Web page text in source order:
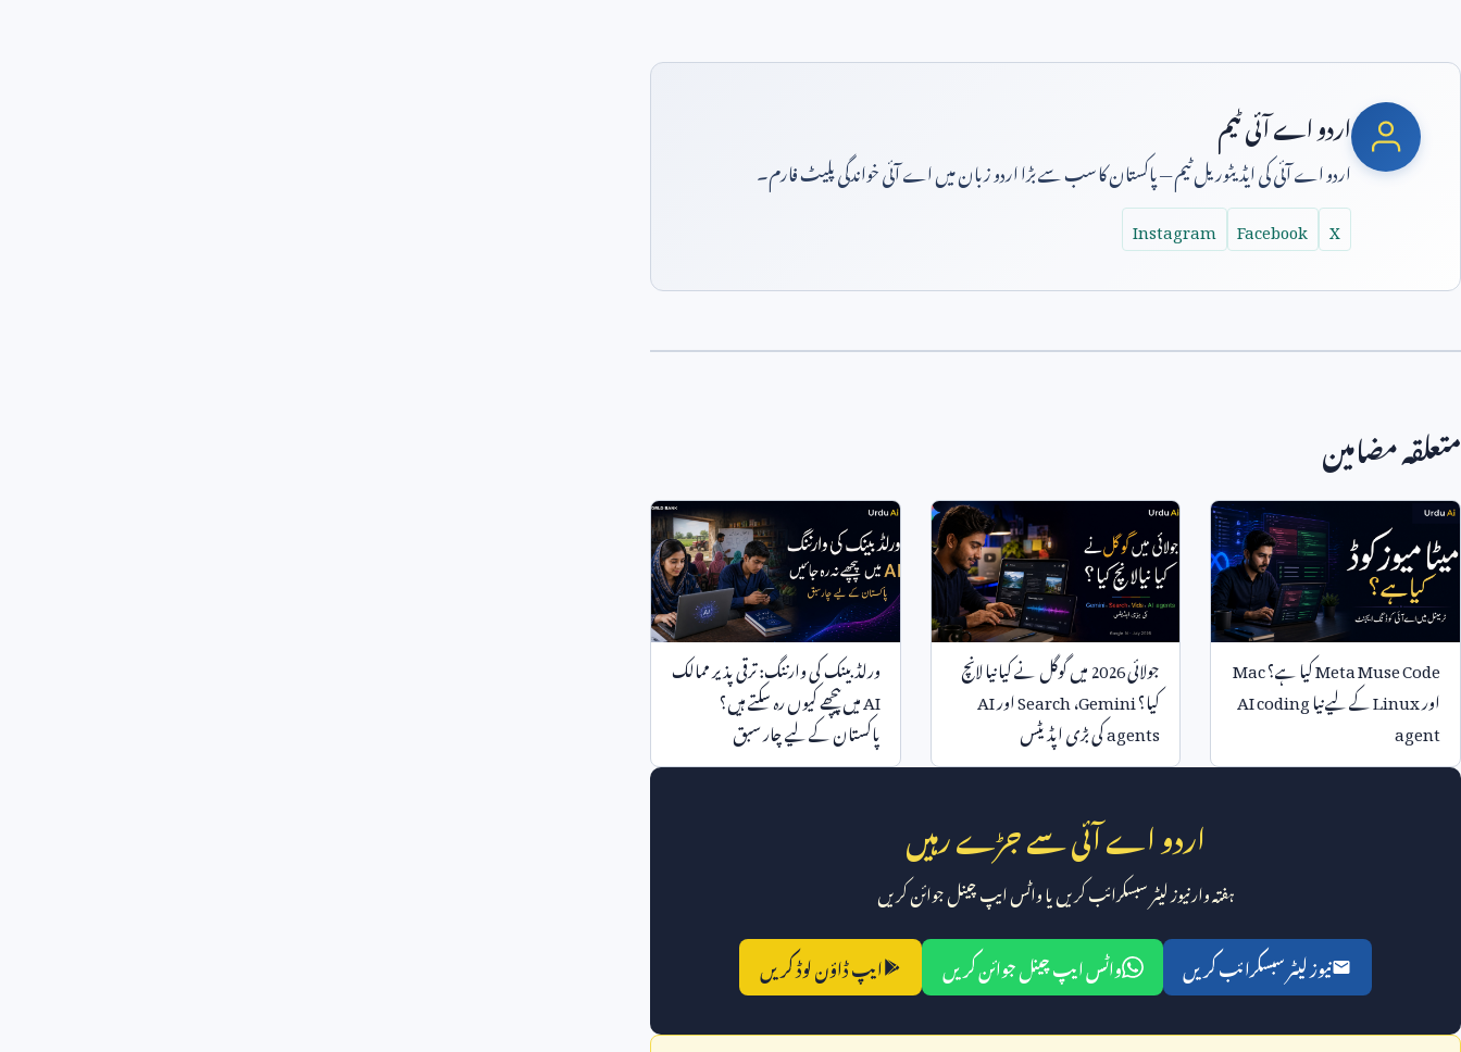
اردو اے آئی ٹیم
اردو اے آئی کی ایڈیٹوریل ٹیم — پاکستان کا سب سے بڑا اردو زبان میں اے آئی خواندگی پلیٹ فارم۔
X
Facebook
Instagram
متعلقہ مضامین
Meta Muse Codeکیا ہے؟Mac
اورLinuxکے لیے نیاAI coding
agent
جولائی2026میں گوگل نے کیا نیا لانچ
کیا؟Gemini،SearchاورAI
agentsکی بڑی اپڈیٹس
ورلڈ بینک کی وارننگ: ترقی پذیر ممالک
AIمیں پیچھے کیوں رہ سکتے ہیں؟
پاکستان کے لیے چار سبق
اردو اے آئی سے جڑے رہیں
ہفتہ وار نیوز لیٹر سبسکرائب کریں یا واٹس ایپ چینل جوائن کریں
نیوز لیٹر سبسکرائب کریں
واٹس ایپ چینل جوائن کریں ایپ ڈاؤن لوڈ کریں